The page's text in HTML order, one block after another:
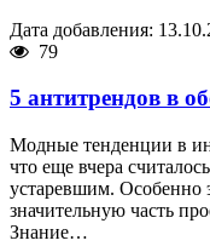
Дата добавления:
79
5 антитрендов в
Модные тенденции в
что еще вчера
устаревшим. Особенно
значительную часть
Знание…